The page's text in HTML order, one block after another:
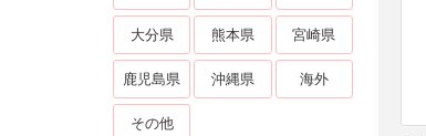
大分県 熊本県 宮崎県
鹿児島県 沖縄県 海外
その他